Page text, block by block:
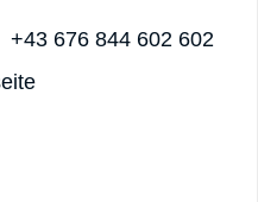
+43 676 844 602 602